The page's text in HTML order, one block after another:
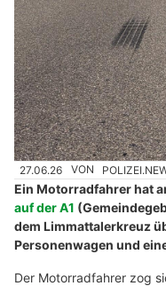
27.06.26 VON
Ein Motorradfahrer hat
auf der A1
dem Limmattalerkreuz
Personenwagen und
Der Motorradfahrer zog